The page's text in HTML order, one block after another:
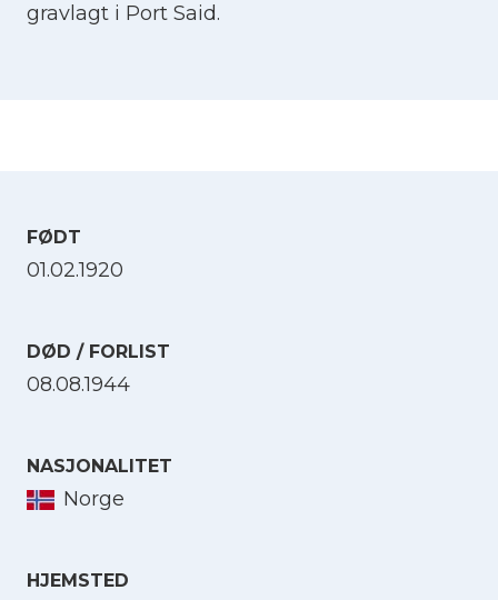
gravlagt i Port Said.
FØDT
01.02.1920
DØD / FORLIST
08.08.1944
NASJONALITET
Norge
HJEMSTED
Velg språk